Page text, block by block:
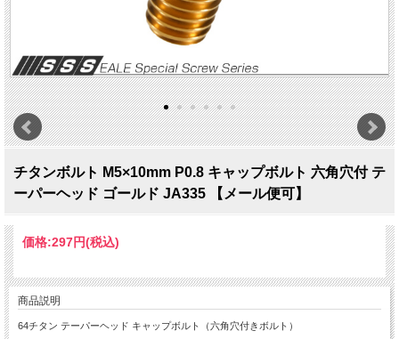
チタンボルト M5×10mm P0.8 キャップボルト 六角穴付 テ
ーパーヘッド ゴールド JA335 【メール便可】
価格:297円(税込)
商品説明
64チタン テーパーヘッド キャップボルト（六角穴付きボルト）